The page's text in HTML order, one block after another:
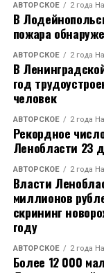
АВТОРСКОЕ 2 года
В
пожара
АВТОРСКОЕ 2 года
В
год
человек
АВТОРСКОЕ 2 года
Рекордное
Ленобласти 23
АВТОРСКОЕ 2 года
Власти
миллионов
скрининг
году
АВТОРСКОЕ 2 года
Более 12 000